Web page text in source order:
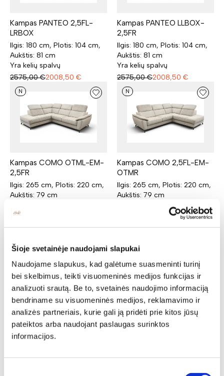
Šioje svetainėje naudojami slapukai
Naudojame slapukus, kad galėtume suasmeninti turinį
bei skelbimus, teikti visuomeninės medijos funkcijas ir
analizuoti srautą. Be to, svetainės naudojimo informaciją
bendriname su visuomeninės medijos, reklamavimo ir
analizės partneriais, kurie gali ją pridėti prie kitos jūsų
pateiktos arba naudojant paslaugas surinktos
informacijos.
Kampas PANTEO 2,5FL-
LRBOX
Ilgis: 180 cm, Plotis: 104 cm,
Aukštis: 81 cm
Yra kelių spalvų
2575,00 €2008,50 €
Kampas PANTEO LLBOX-
2,5FR
Ilgis: 180 cm, Plotis: 104 cm,
Aukštis: 81 cm
Yra kelių spalvų
2575,00 €2008,50 €
N
Kampas COMO OTML-EM-
2,5FR
Ilgis: 265 cm, Plotis: 220 cm,
Aukštis: 79 cm
2884,00
N
Kampas COMO 2,5FL-EM-
OTMR
Ilgis: 265 cm, Plotis: 220 cm,
Aukštis: 79 cm
2249,52 €